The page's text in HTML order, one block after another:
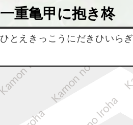
一重亀甲に抱き柊
ひとえきっこうにだきひいらぎ